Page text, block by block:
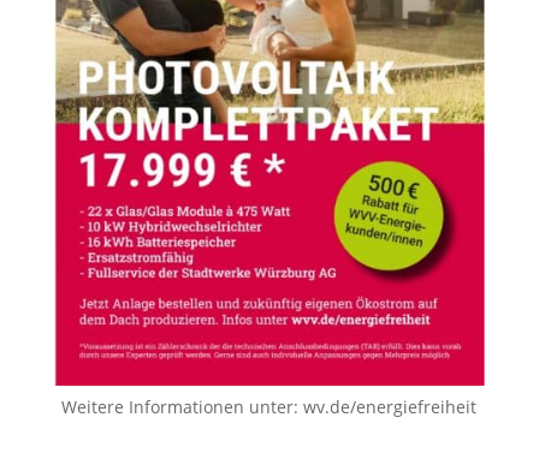
Weitere Informationen unter:wv.de/energiefreiheit